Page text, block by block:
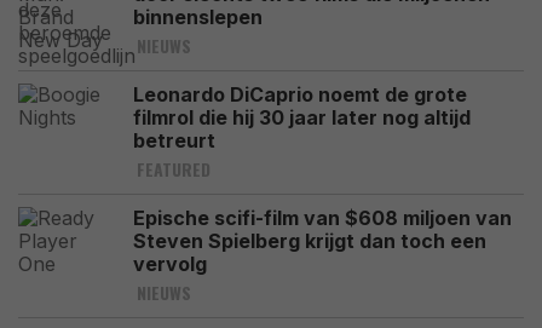
binnenslepen
NIEUWS
Leonardo DiCaprio noemt de grote
filmrol die hij 30 jaar later nog altijd
betreurt
FEATURED
Epische scifi-film van $608 miljoen van
Steven Spielberg krijgt dan toch een
vervolg
NIEUWS